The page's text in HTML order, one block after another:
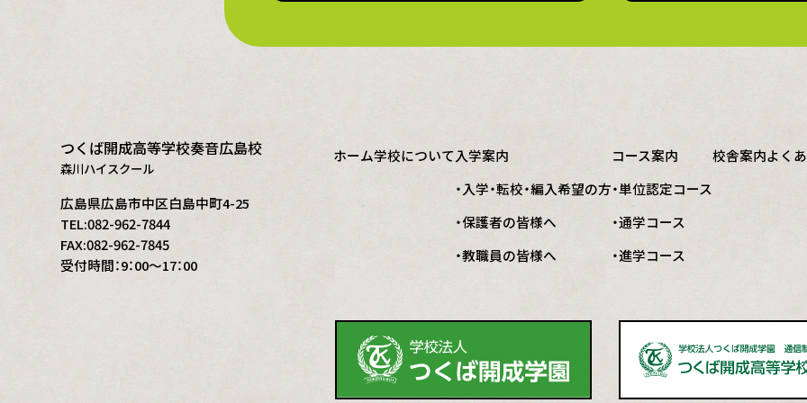
つくば開成高等学校奏音広島校
森川ハイスクール
広島県広島市中区白島中町4-25
TEL:082-962-7844
FAX:082-962-7845
受付時間：9：00～17：00
ホーム学校について入学案内
・入学・転校・編入希望の方
・保護者の皆様へ
・教職員の皆様へ
コース案内
・単位認定コース
・通学コース
・進学コース
校舎案内よく